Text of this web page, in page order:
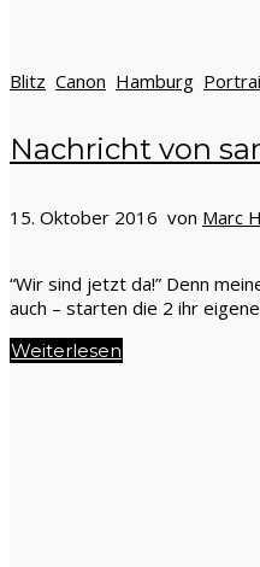
Blitz Canon Hamburg
Nachricht von
15. Oktober 2016 von Marc
“Wir sind jetzt da!” Denn
auch – starten die 2 ihr
Weiterlesen